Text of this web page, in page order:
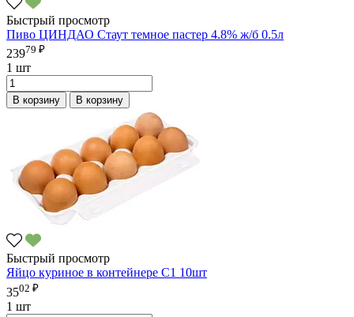
Быстрый просмотр
Пиво ЦИНДАО Стаут темное пастер 4.8% ж/б 0.5л
23979 ₽
1 шт
В корзину В корзину
Быстрый просмотр
Яйцо куриное в контейнере С1 10шт
3502 ₽
1 шт